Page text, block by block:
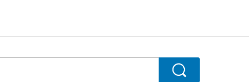
検索